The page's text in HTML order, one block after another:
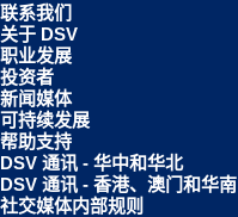
联系我们
关于 DSV
职业发展
投资者
新闻媒体
可持续发展
帮助支持
DSV 通讯 - 华中和华北
DSV 通讯 - 香港、澳门和华南
社交媒体内部规则